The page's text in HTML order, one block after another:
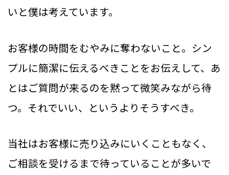
いと僕は考えています。
お客様の時間をむやみに奪わないこと。シン
プルに簡潔に伝えるべきことをお伝えして、あ
とはご質問が来るのを黙って微笑みながら待
つ。それでいい、というよりそうすべき。
当社はお客様に売り込みにいくこともなく、
ご相談を受けるまで待っていることが多いで